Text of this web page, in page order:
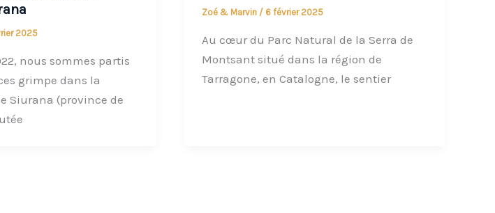
2025
nous sommes partis
grimpe dans la
Siurana (province de
Zoé & Marvin / 6 février 2025
Au cœur du Parc Natural de la Serra de
Montsant situé dans la région de
Tarragone, en Catalogne, le sentier